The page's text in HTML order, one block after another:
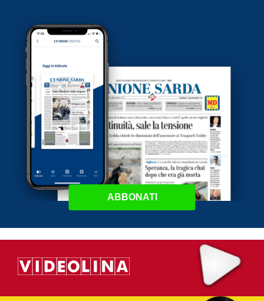
ABBONATI